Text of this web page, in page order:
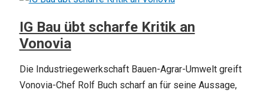
IG Bau übt scharfe Kritik an
Vonovia
Die Industriegewerkschaft Bauen-Agrar-Umwelt greift
Vonovia-Chef Rolf Buch scharf an für seine Aussage,